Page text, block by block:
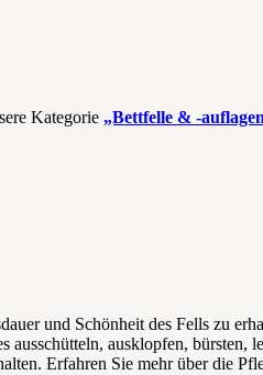
Kategorie „Bettfelle & -
und Schönheit des Fells zu
ausklopfen, bürsten,
Erfahren Sie mehr über die